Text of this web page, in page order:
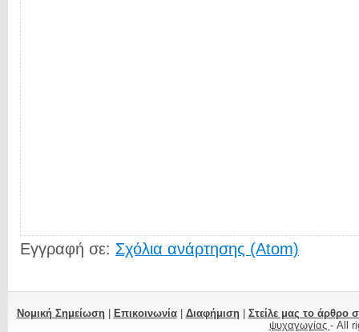
Εγγραφή σε: Σχόλια ανάρτησης (Atom)
Νομική Σημείωση| Επικοινωνία| Διαφήμιση| Στείλε μας το άρθρο
ψυχαγωγίας - All